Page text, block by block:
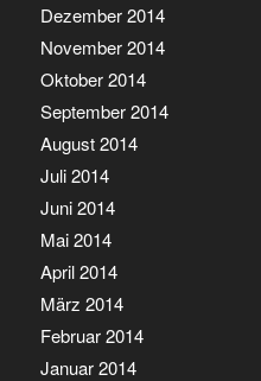
Dezember 2014
November 2014
Oktober 2014
September 2014
August 2014
Juli 2014
Juni 2014
Mai 2014
April 2014
März 2014
Februar 2014
Januar 2014